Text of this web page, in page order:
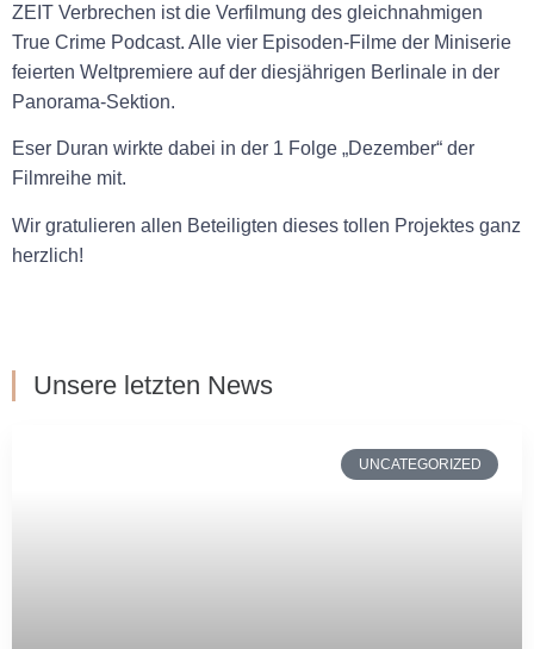
ZEIT Verbrechen ist die Verfilmung des gleichnahmigen
True Crime Podcast. Alle vier Episoden-Filme der Miniserie
feierten Weltpremiere auf der diesjährigen Berlinale in der
Panorama-Sektion.
Eser Duran wirkte dabei in der 1 Folge „Dezember“ der
Filmreihe mit.
Wir gratulieren allen Beteiligten dieses tollen Projektes ganz
herzlich!
Unsere letzten News
UNCATEGORIZED